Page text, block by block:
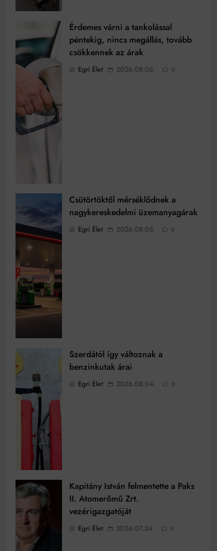
Érdemes várni a tankolással
péntekig, nincs megállás, tovább
csökkennek az árak
Egri Élet 2026.08.06. 0
Csütörtöktől mérséklődnek a
nagykereskedelmi üzemanyagárak
Egri Élet 2026.08.05. 0
Szerdától így változnak a
benzinkutak árai
Egri Élet 2026.08.04. 0
Kapitány István felmentette a Paks
II. Atomerőmű Zrt.
vezérigazgatóját
Egri Élet 2026.07.24. 0